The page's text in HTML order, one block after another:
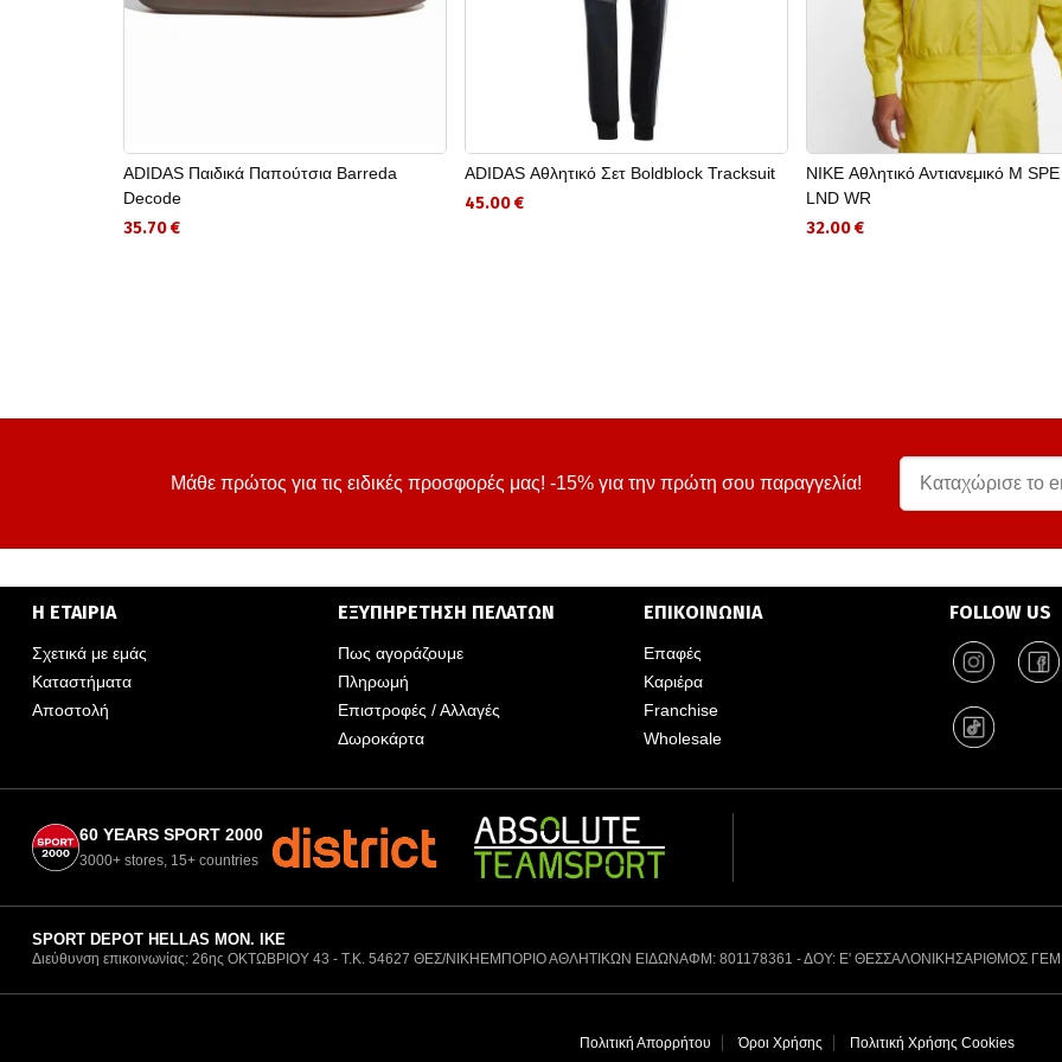
ADIDAS Παιδικά Παπούτσια Barreda
Decode
35.70 €
ADIDAS Αθλητικό Σετ Boldblock Tracksuit
45.00 €
NIKE Αθλητικό Αντιανεμικό M
LND WR
32.00 €
Μάθε πρώτος για τις ειδικές προσφορές μας! -15% για την πρώτη σου παραγγελία!
Η ΕΤΑΙΡΙΑ
Σχετικά με εμάς
Καταστήματα
Αποστολή
ΕΞΥΠΗΡΕΤΗΣΗ ΠΕΛΑΤΩΝ
Πως αγοράζουμε
Πληρωμή
Επιστροφές / Αλλαγές
Δωροκάρτα
ΕΠΙΚΟΙΝΩΝΙΑ
Επαφές
Καριέρα
Franchise
Wholesale
FOLLOW US
60 YEARS SPORT 2000
3000+ stores, 15+ countries
SPORT DEPOT HELLAS ΜΟΝ. ΙΚΕ
Διεύθυνση επικοινωνίας: 26ης ΟΚΤΩΒΡΙΟΥ 43 - Τ.Κ. 54627 ΘΕΣ/ΝΙΚΗΕΜΠΟΡΙΟ ΑΘΛΗΤΙΚΩΝ ΕΙΔΩΝΑΦΜ: 801178361 - ΔΟΥ: Ε' ΘΕΣΣΑΛΟΝΙΚΗΣΑΡΙΘΜΟΣ
Πολιτική Απορρήτου Όροι Χρήσης Πολιτική Χρήσης Cookies